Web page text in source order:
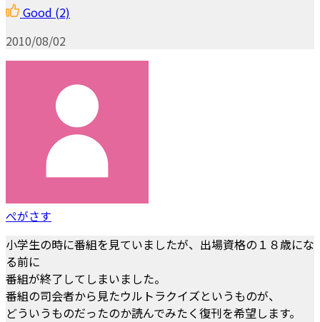
Good (2)
2010/08/02
ぺがさす
小学生の時に番組を見ていましたが、出場資格の１８歳にな
る前に
番組が終了してしまいました。
番組の司会者から見たウルトラクイズというものが、
どういうものだったのか読んでみたく復刊を希望します。